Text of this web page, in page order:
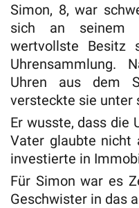
Simon, 8, war
sich an seinem
wertvollste Besitz
Uhrensammlung.
Uhren aus dem
versteckte sie unter
Er wusste, dass die
Vater glaubte nicht
investierte in
Für Simon war es
Geschwister in das